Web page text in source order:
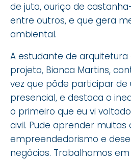
de juta, ouriço de
entre outros, e que gera
ambiental.
A estudante de
projeto, Bianca Martins,
vez que pôde participar
presencial, e destaca o
o primeiro que eu vi
civil. Pude aprender muitas
empreendedorismo e
negócios. Trabalhamos